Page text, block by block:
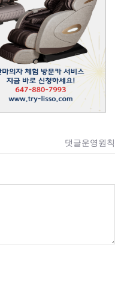
댓글운영원칙